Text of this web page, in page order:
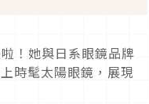
！她與日系眼鏡品牌
時髦太陽眼鏡，展現